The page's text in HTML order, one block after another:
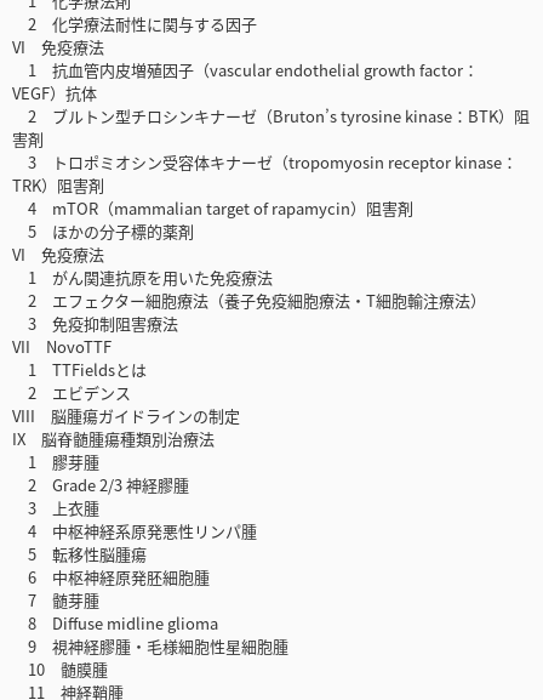
2 化学療法耐性に関与する因子
VI 免疫療法
1 抗血管内皮増殖因子（vascular endothelial growth factor：
VEGF）抗体
2 ブルトン型チロシンキナーゼ（Bruton’s tyrosine kinase：BTK）阻
害剤
3 トロポミオシン受容体キナーゼ（tropomyosin receptor kinase：
TRK）阻害剤
4 mTOR（mammalian target of rapamycin）阻害剤
5 ほかの分子標的薬剤
VI 免疫療法
1 がん関連抗原を用いた免疫療法
2 エフェクター細胞療法（養子免疫細胞療法・T細胞輸注療法）
3 免疫抑制阻害療法
VII NovoTTF
1 TTFieldsとは
2 エビデンス
VIII 脳腫瘍ガイドラインの制定
IX 脳脊髄腫瘍種類別治療法
1 膠芽腫
2 Grade 2/3 神経膠腫
3 上衣腫
4 中枢神経系原発悪性リンパ腫
5 転移性脳腫瘍
6 中枢神経原発胚細胞腫
7 髄芽腫
8 Diffuse midline glioma
9 視神経膠腫・毛様細胞性星細胞腫
10 髄膜腫
11 神経鞘腫